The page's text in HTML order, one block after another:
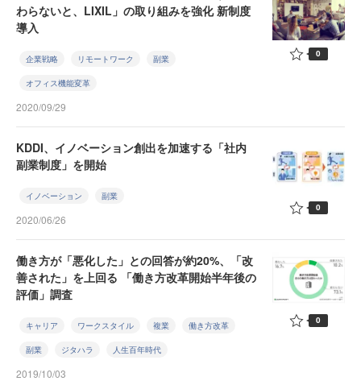
わらないと、LIXIL」の取り組みを強化 新制度
導入
企業戦略 リモートワーク 副業
オフィス機能変革
2020/09/29
0
KDDI、イノベーション創出を加速する「社内
副業制度」を開始
イノベーション 副業
2020/06/26
0
働き方が「悪化した」との回答が約20%、「改
善された」を上回る 「働き方改革開始半年後の
評価」調査
キャリア ワークスタイル 複業 働き方改革
副業 ジタハラ 人生百年時代
2019/10/03
0